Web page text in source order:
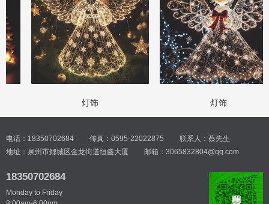
灯饰 灯饰
电话：18350702684 传真：0595-22022875
联系人：蔡先生
地址：泉州市鲤城区金龙街道恒鑫大厦
邮箱：3065832804@qq.com
18350702684
Monday to Friday